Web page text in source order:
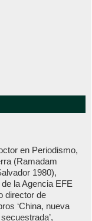
en Periodismo,
(Ramadam
1980),
la Agencia EFE
director de
‘China, nueva